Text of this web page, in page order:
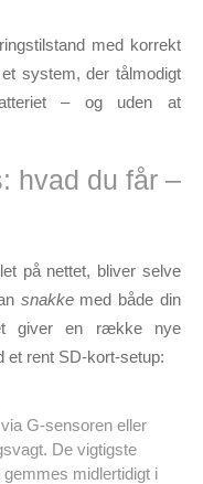
med korrekt
system, der tålmodigt
– og uden at
hvad du får –
på nettet, bliver selve
snakkemed både din
giver en række nye
et rent SD-kort-setup:
G-sensoren eller
De vigtigste
midlertidigt i